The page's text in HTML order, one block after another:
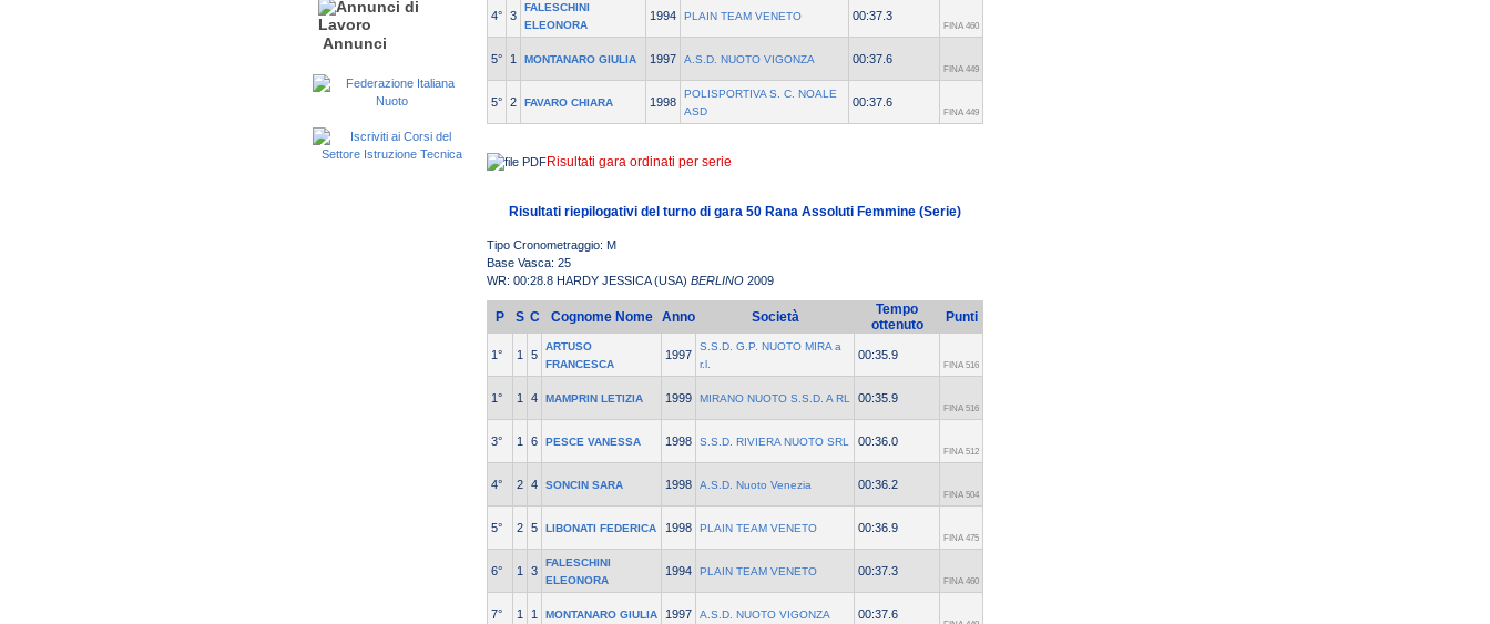
Annunci
4° 3
FALESCHINI
ELEONORA
1994 PLAIN TEAM VENETO 00:37.3
FINA 460
5° 1 MONTANARO GIULIA 1997 A.S.D. NUOTO VIGONZA 00:37.6
FINA 449
5° 2 FAVARO CHIARA 1998
POLISPORTIVA S. C. NOALE
ASD
00:37.6
FINA 449
Risultati gara ordinati per serie
Risultati riepilogativi del turno di gara 50 Rana Assoluti Femmine (Serie)
Tipo Cronometraggio: M
Base Vasca: 25
WR: 00:28.8 HARDY JESSICA (USA) BERLINO 2009
P S C Cognome Nome Anno Società
Tempo
ottenuto
Punti
1° 1 5
ARTUSO
FRANCESCA
1997
S.S.D. G.P. NUOTO MIRA a
r.l.
00:35.9
FINA 516
1° 1 4 MAMPRIN LETIZIA 1999 MIRANO NUOTO S.S.D. A RL 00:35.9
FINA 516
3° 1 6 PESCE VANESSA 1998 S.S.D. RIVIERA NUOTO SRL 00:36.0
FINA 512
4° 2 4 SONCIN SARA 1998 A.S.D. Nuoto Venezia 00:36.2
FINA 504
5° 2 5 LIBONATI FEDERICA 1998 PLAIN TEAM VENETO 00:36.9
FINA 475
6° 1 3
FALESCHINI
ELEONORA
1994 PLAIN TEAM VENETO 00:37.3
FINA 460
7° 1 1 MONTANARO GIULIA 1997 A.S.D. NUOTO VIGONZA 00:37.6